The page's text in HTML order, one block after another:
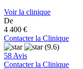
Voir la clinique
De
4 400 €
Contacter la Clinique
(9.6)
58 Avis
Contacter la Clinique